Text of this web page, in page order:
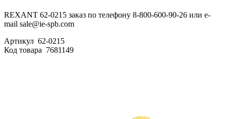
REXANT 62-0215 заказ по телефону 8-800-600-90-26 или e-
mail sale@ie-spb.com
Артикул 62-0215
Код товара 7681149